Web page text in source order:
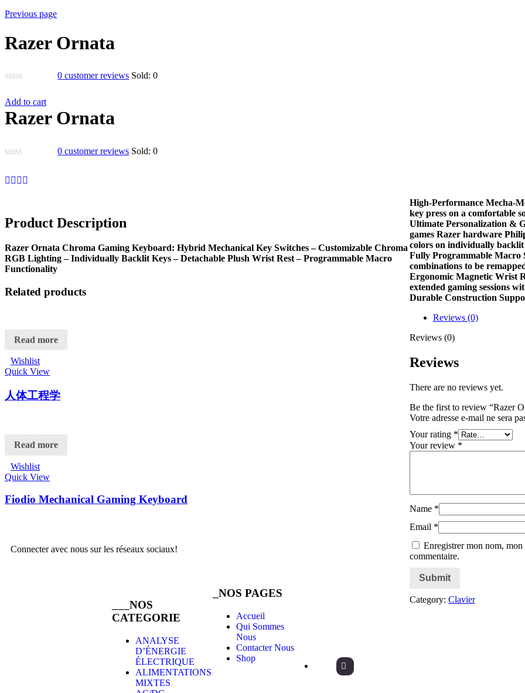
Previous page
Razer Ornata
0 customer reviews Sold:0
Add to cart
Razer Ornata
0 customer reviews Sold:0
High-Performance Mecha-
key press on a comfortable
Ultimate Personalization &
games Razer hardware
colors on individually backlit
Fully Programmable Macro
combinations to be
Ergonomic Magnetic Wrist
extended gaming sessions
Durable Construction
Reviews (0)
Reviews (0)
Reviews
There are no reviews yet.
Be the first to review “Razer
Votre adresse e-mail ne sera
Your rating *
Your review *
Name *
Email *
Enregistrer mon nom,
commentaire.
Category: Clavier
Product Description
Razer Ornata Chroma Gaming Keyboard: Hybrid Mechanical Key Switches – Customizable Chroma
RGB Lighting – Individually Backlit Keys – Detachable Plush Wrist Rest – Programmable Macro
Functionality
Related products
Read more
Wishlist
Quick View
人体工程学
Read more
Wishlist
Quick View
Fiodio Mechanical Gaming Keyboard
Connecter avec nous sur les réseaux sociaux!
NOS
CATEGORIE
ANALYSE
D’ÉNERGIE
ÉLECTRIQUE
ALIMENTATIONS
MIXTES
_NOS PAGES
Accueil
Qui Sommes
Nous
Contacter Nous
Shop